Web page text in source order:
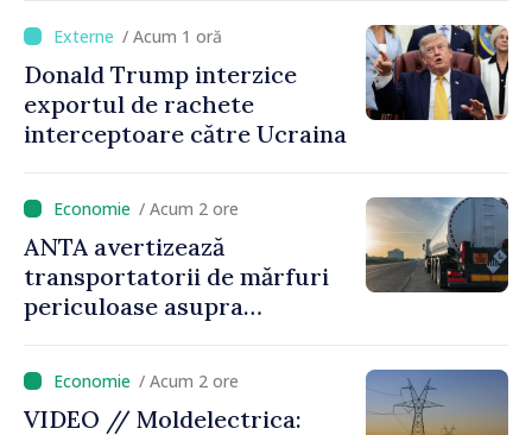
iar diaspora poate juca un
rol important în promovarea
și susținerea acestui
parcurs”
/ Acum 1 oră
Donald Trump interzice
exportul de rachete
interceptoare către Ucraina
/ Acum 2 ore
ANTA avertizează
transportatorii de mărfuri
periculoase asupra
caniculă
/ Acum 2 ore
VIDEO // Moldelectrica: